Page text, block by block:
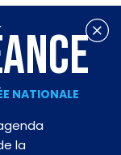
NATIONALE
la